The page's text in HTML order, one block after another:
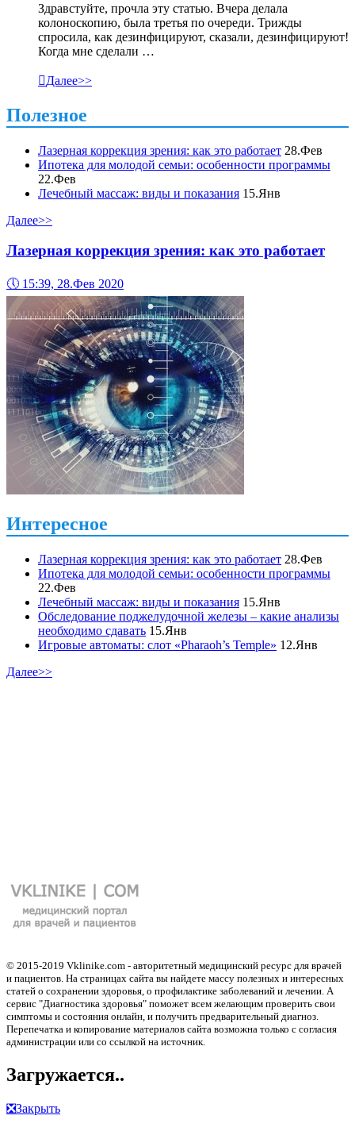
Здравстуйте, прочла эту статью. Вчера делала
колоноскопию, была третья по очереди. Трижды
спросила, как дезинфицируют, сказали, дезинфицируют!
Когда мне сделали …
Далее>>
Полезное
Лазерная коррекция зрения: как это работает 28.Фев
Ипотека для молодой семьи: особенности программы
22.Фев
Лечебный массаж: виды и показания 15.Янв
Далее>>
Лазерная коррекция зрения: как это работает
🕔 15:39, 28.Фев 2020
Интересное
Лазерная коррекция зрения: как это работает 28.Фев
Ипотека для молодой семьи: особенности программы
22.Фев
Лечебный массаж: виды и показания 15.Янв
Обследование поджелудочной железы – какие анализы
необходимо сдавать 15.Янв
Игровые автоматы: слот «Pharaoh’s Temple» 12.Янв
Далее>>
© 2015-2019 Vklinike.com - авторитетный медицинский ресурс для врачей
и пациентов. На страницах сайта вы найдете массу полезных и интересных
статей о сохранении здоровья, о профилактике заболеваний и лечении. А
сервис "Диагностика здоровья" поможет всем желающим проверить свои
симптомы и состояния онлайн, и получить предварительный диагноз.
Перепечатка и копирование материалов сайта возможна только с согласия
администрации или со ссылкой на источник.
Загружается..
❎Закрыть